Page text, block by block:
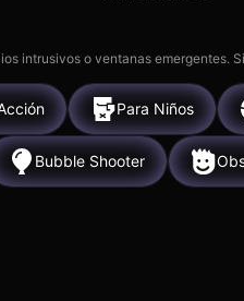
intrusivos o ventanas emergentes.
Para Niños
Bubble Shooter